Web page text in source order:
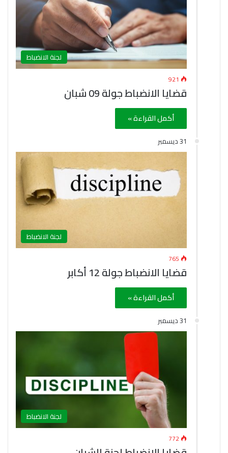
لجنة الانضباط
921
قضايا الانضباط جولة 09 شبان
أكمل القراءة »
31 ديسمبر
لجنة الانضباط
765
قضايا الانضباط جولة 12 أكابر
أكمل القراءة »
31 ديسمبر
لجنة الانضباط
772